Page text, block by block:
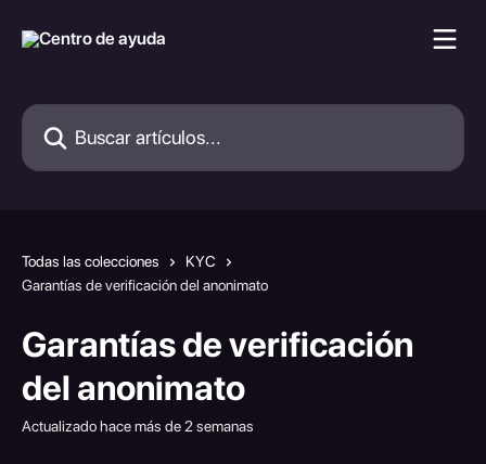
Buscar artículos...
Todas las colecciones
KYC
Garantías de verificación del anonimato
Garantías de verificación
del anonimato
Actualizado hace más de 2 semanas